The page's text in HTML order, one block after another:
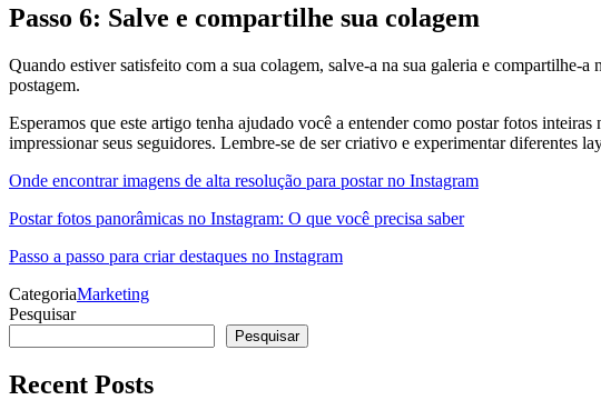
Passo 6: Salve e compartilhe sua colagem
Quando estiver satisfeito com a sua colagem, salve-a na sua galeria e compartilhe-
postagem.
Esperamos que este artigo tenha ajudado você a entender como postar fotos
impressionar seus seguidores. Lembre-se de ser criativo e experimentar diferentes
Onde encontrar imagens de alta resolução para postar no Instagram
Postar fotos panorâmicas no Instagram: O que você precisa saber
Passo a passo para criar destaques no Instagram
CategoriaMarketing
Pesquisar
Pesquisar
Recent Posts